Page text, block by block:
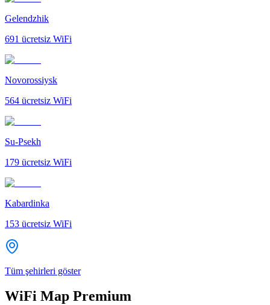
Gelendzhik
691 ücretsiz WiFi
Novorossiysk
564 ücretsiz WiFi
Su-Psekh
179 ücretsiz WiFi
Kabardinka
153 ücretsiz WiFi
Tüm şehirleri göster
WiFi Map Premium